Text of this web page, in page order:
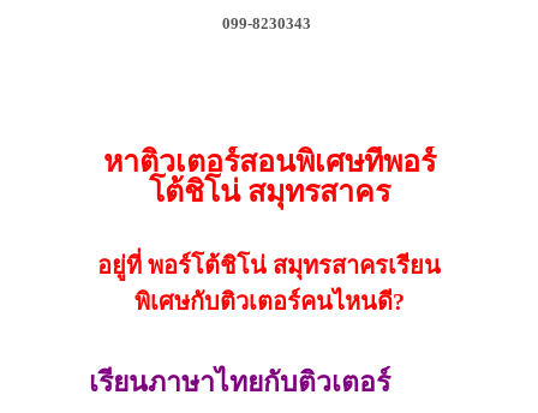
099-8230343
หาติวเตอร์สอนพิเศษที่พอร์
โต้ชิโน่ สมุทรสาคร
อยู่ที่ พอร์โต้ชิโน่ สมุทรสาครเรียน
พิเศษกับติวเตอร์คนไหนดี?
เรียนภาษาไทยกับติวเตอร์